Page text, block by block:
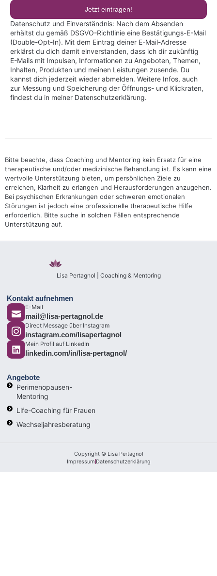
Jetzt eintragen!
Datenschutz und Einverständnis: Nach dem Absenden
erhältst du gemäß DSGVO-Richtlinie eine Bestätigungs-E-Mail
(Double-Opt-In). Mit dem Eintrag deiner E-Mail-Adresse
erklärst du dich damit einverstanden, dass ich dir zukünftig
E-Mails mit Impulsen, Informationen zu Angeboten, Themen,
Inhalten, Produkten und meinen Leistungen zusende. Du
kannst dich jederzeit wieder abmelden. Weitere Infos, auch
zur Messung und Speicherung der Öffnungs- und Klickraten,
findest du in meiner Datenschutzerklärung.
Bitte beachte, dass Coaching und Mentoring kein Ersatz für eine
therapeutische und/oder medizinische Behandlung ist. Es kann eine
wertvolle Unterstützung bieten, um persönlichen Ziele zu
erreichen, Klarheit zu erlangen und Herausforderungen anzugehen.
Bei psychischen Erkrankungen oder schweren emotionalen
Störungen ist jedoch eine professionelle therapeutische Hilfe
erforderlich. Bitte suche in solchen Fällen entsprechende
Unterstützung auf.
Lisa Pertagnol | Coaching & Mentoring
Kontakt aufnehmen
E-Mail
mail@lisa-pertagnol.de
Direct Message über Instagram
instagram.com/lisapertagnol
Mein Profil auf LinkedIn
linkedin.com/in/lisa-pertagnol/
Angebote
Perimenopausen-
Mentoring
Life-Coaching für Frauen
Wechseljahresberatung
Copyright © Lisa Pertagnol
Impressum Datenschutzerklärung